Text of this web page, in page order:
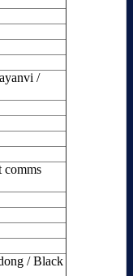
/
/ Black